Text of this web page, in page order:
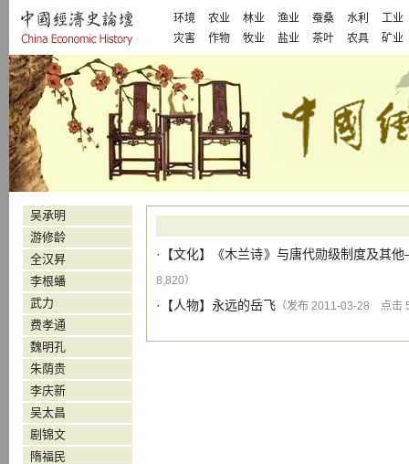
环境 农业 林业 渔业 蚕桑 水利
工业
灾害
作物 牧业 盐业 茶叶 农具 矿业
·【文化】 《木兰诗》与唐代勋级制度及其
8,820）
·【人物】 永远的岳飞 （发布 2011-03-28 点击
吴承明
游修龄
全汉昇
李根蟠
武力
费孝通
魏明孔
朱荫贵
李庆新
吴太昌
剧锦文
隋福民